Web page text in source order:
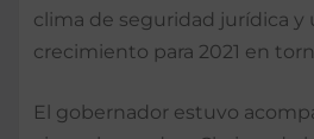
clima de seguridad jurídica y
crecimiento para 2021 en
El gobernador estuvo